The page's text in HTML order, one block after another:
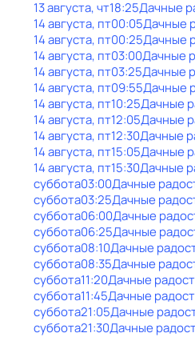
13 августа, чт18:25Дачные
14 августа, пт00:05Дачные
14 августа, пт00:25Дачные
14 августа, пт03:00Дачные
14 августа, пт03:25Дачные
14 августа, пт09:55Дачные
14 августа, пт10:25Дачные
14 августа, пт12:05Дачные
14 августа, пт12:30Дачные
14 августа, пт15:05Дачные
14 августа, пт15:30Дачные
суббота03:00Дачные
суббота03:25Дачные
суббота06:00Дачные
суббота06:25Дачные
суббота08:10Дачные
суббота08:35Дачные
суббота11:20Дачные
суббота11:45Дачные
суббота21:05Дачные
суббота21:30Дачные